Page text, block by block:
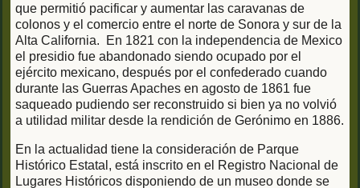
que permitió pacificar y aumentar las caravanas de
colonos y el comercio entre el norte de Sonora y sur de la
Alta California. En 1821 con la independencia de Mexico
el presidio fue abandonado siendo ocupado por el
ejército mexicano, después por el confederado cuando
durante las Guerras Apaches en agosto de 1861 fue
saqueado pudiendo ser reconstruido si bien ya no volvió
a utilidad militar desde la rendición de Gerónimo en 1886.
En la actualidad tiene la consideración de Parque
Histórico Estatal, está inscrito en el Registro Nacional de
Lugares Históricos disponiendo de un museo donde se